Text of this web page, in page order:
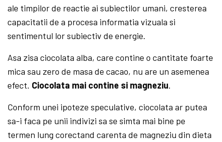
ale timpilor de reactie ai subiectilor umani, cresterea
capacitatii de a procesa informatia vizuala si
sentimentul lor subiectiv de energie.
Asa zisa ciocolata alba, care contine o cantitate foarte
mica sau zero de masa de cacao, nu are un asemenea
efect. Ciocolata mai contine si magneziu.
Conform unei ipoteze speculative, ciocolata ar putea
sa-i faca pe unii indivizi sa se simta mai bine pe
termen lung corectand carenta de magneziu din dieta